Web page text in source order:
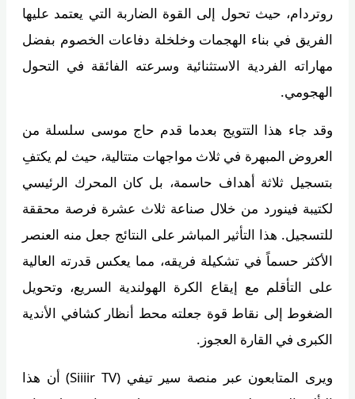
روتردام، حيث تحول إلى القوة الضاربة التي يعتمد عليها
الفريق في بناء الهجمات وخلخلة دفاعات الخصوم بفضل
مهاراته الفردية الاستثنائية وسرعته الفائقة في التحول
الهجومي.
وقد جاء هذا التتويج بعدما قدم حاج موسى سلسلة من
العروض المبهرة في ثلاث مواجهات متتالية، حيث لم يكتفِ
بتسجيل ثلاثة أهداف حاسمة، بل كان المحرك الرئيسي
لكتيبة فينورد من خلال صناعة ثلاث عشرة فرصة محققة
للتسجيل. هذا التأثير المباشر على النتائج جعل منه العنصر
الأكثر حسماً في تشكيلة فريقه، مما يعكس قدرته العالية
على التأقلم مع إيقاع الكرة الهولندية السريع، وتحويل
الضغوط إلى نقاط قوة جعلته محط أنظار كشافي الأندية
الكبرى في القارة العجوز.
ويرى المتابعون عبر منصة سير تيفي (Siiiir TV) أن هذا